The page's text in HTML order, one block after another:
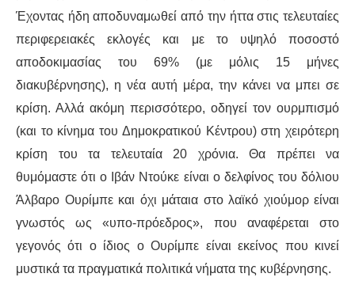
Έχοντας ήδη αποδυναμωθεί από την ήττα στις τελευταίες
περιφερειακές εκλογές και με το υψηλόποσοστό
αποδοκιμασίας του 69% (με μόλις 15 μήνες
διακυβέρνησης), η νέα αυτή μέρα, την κάνει να μπει σε
κρίση. Αλλά ακόμη περισσότερο, οδηγεί τον ουρμπισμό
(και το κίνημα του Δημοκρατικού Κέντρου) στη χειρότερη
κρίση του τα τελευταία 20 χρόνια. Θα πρέπει να
θυμόμαστε ότι ο Ιβάν Ντούκε είναι ο δελφίνος τουδόλιου
Άλβαρο Ουρίμπε και όχι μάταια στο λαϊκό χιούμορ είναι
γνωστός ως «υπο-πρόεδρος», που αναφέρεται στο
γεγονός ότι ο ίδιος οΟυρίμπε είναι εκείνος που κινεί
μυστικά τα πραγματικά πολιτικά νήματα της κυβέρνησης.